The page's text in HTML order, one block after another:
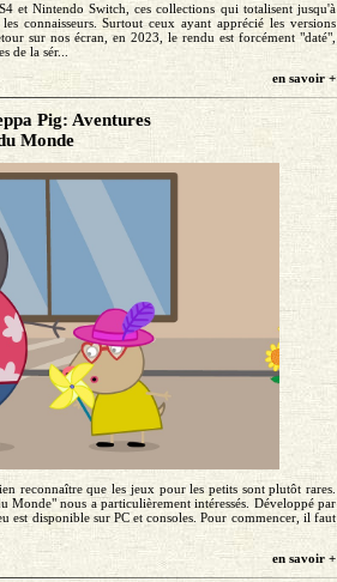
et Nintendo Switch, ces collections qui totalisent jusqu'à
connaisseurs. Surtout ceux ayant apprécié les versions
sur nos écran, en 2023, le rendu est forcément "daté",
de la sér...
en savoir +
Pig: Aventures
Monde
reconnaître que les jeux pour les petits sont plutôt rares.
Monde" nous a particulièrement intéressés. Développé par
est disponible sur PC et consoles. Pour commencer, il faut
en savoir +